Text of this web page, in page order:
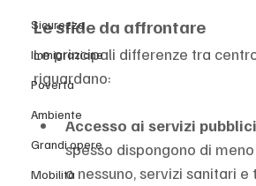
Sicurezza
Immigrazione
Povertà
Ambiente
Grandi opere
Mobilità
Le sfide da affrontare
Le principali differenze tra
riguardano:
Accesso ai servizi
spesso dispongono di
o nessuno, servizi sanitari e